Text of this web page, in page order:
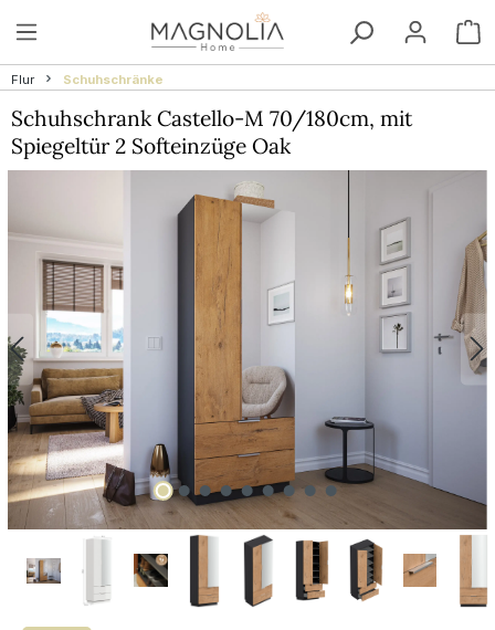
Zum Hauptinhalt springen
Flur Schuhschränke
Schuhschrank Castello-M 70/180cm, mit
Spiegeltür 2 Softeinzüge Oak